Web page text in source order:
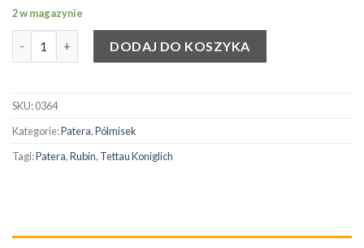
2 w magazynie
DODAJ DO KOSZYKA
SKU:0364
Kategorie:Patera,Pólmisek
Tagi:Patera,Rubin, Tettau Koniglich